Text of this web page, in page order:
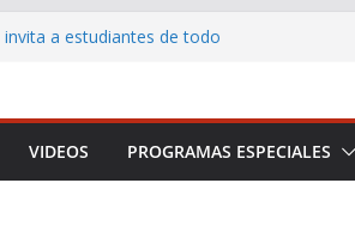
invita a estudiantes de todo
realizó feria para
materna
VIDEOS PROGRAMAS ESPECIALES